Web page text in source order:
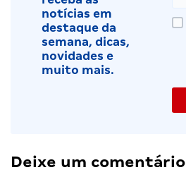
notícias em
destaque da
semana, dicas,
novidades e
muito mais.
Deixe um comentário